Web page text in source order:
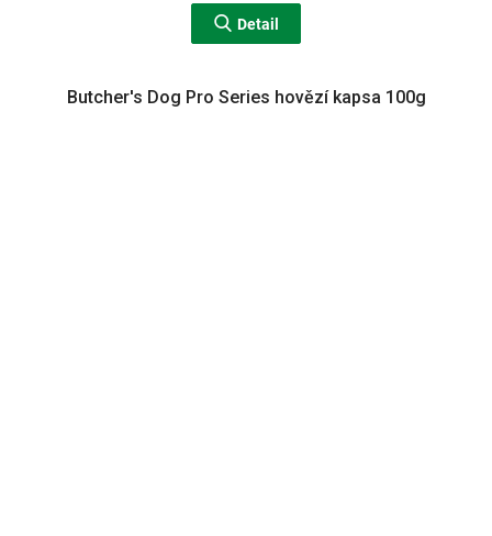
Detail
Butcher's Dog Pro Series hovězí kapsa 100g